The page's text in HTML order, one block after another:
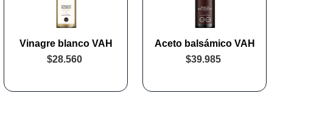
Vinagre blanco VAH
$28.560
Aceto balsámico VAH
$39.985